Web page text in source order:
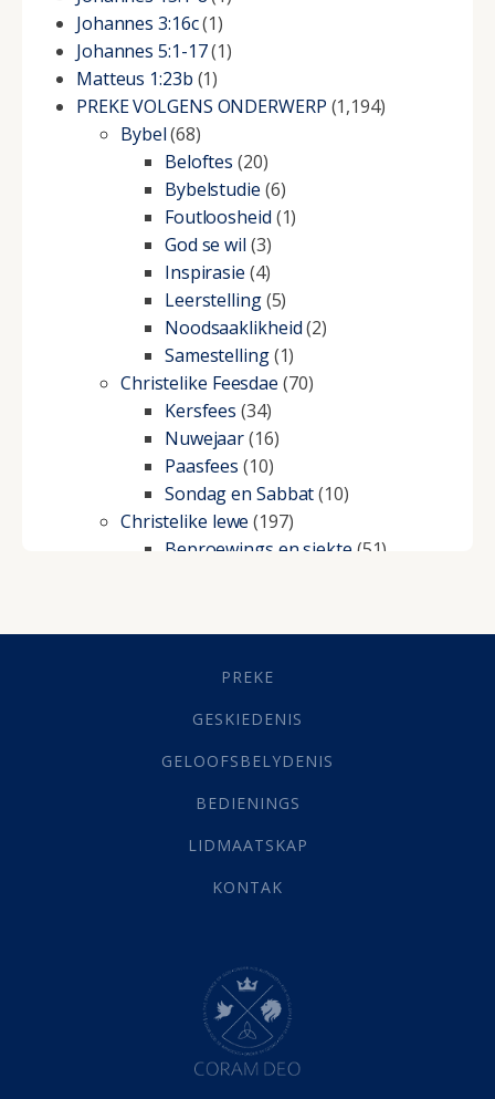
Johannes 3:16c(1)
Johannes 5:1-17(1)
Matteus 1:23b (1)
PREKE VOLGENS ONDERWERP (1,194)
Bybel(68)
Beloftes (20)
Bybelstudie (6)
Foutloosheid (1)
God se wil (3)
Inspirasie (4)
Leerstelling(5)
Noodsaaklikheid(2)
Samestelling(1)
Christelike Feesdae (70)
Kersfees (34)
Nuwejaar(16)
Paasfees (10)
Sondag en Sabbat(10)
Christelike lewe (197)
Beproewings en siekte (51)
Geestelike Groei(10)
(21)
Grys Areas(4)
Lewensdoel(3)
Selfondersoek(1)
Werk(22)
(142)
Hemel (31)
Israel (14)
Millennium(1)
Oordeelsdag(19)
PREKE
GESKIEDENIS
GELOOFSBELYDENIS
BEDIENINGS
LIDMAATSKAP
KONTAK